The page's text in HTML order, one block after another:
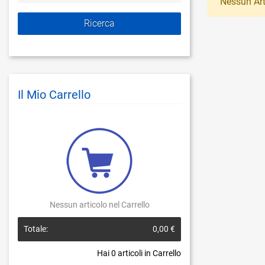
Il Mio Carrello
Nessun articolo nel Carrello
Hai0 articoli in Carrello
Totale: 0,00 €